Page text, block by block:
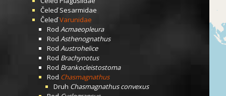
ČeleďSesarmidae
ČeleďVarunidae
Rod Acmaeopleura
Rod Asthenognathus
Rod Austrohelice
Rod Brachynotus
Rod Brankocleistostoma
Rod Chasmagnathus
Druh Chasmagnathus convexus